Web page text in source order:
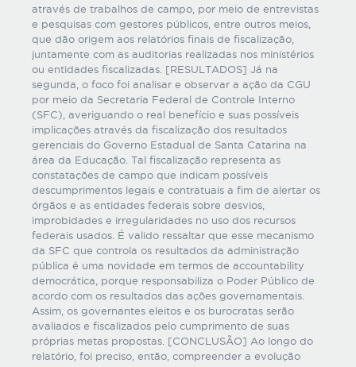
através de trabalhos de campo, por meio de entrevistas
e pesquisas com gestores públicos, entre outros meios,
que dão origem aos relatórios finais de fiscalização,
juntamente com as auditorias realizadas nos ministérios
ou entidades fiscalizadas. [RESULTADOS] Já na
segunda, o foco foi analisar e observar a ação da CGU
por meio da Secretaria Federal de Controle Interno
(SFC), averiguando o real benefício e suas possíveis
implicações através da fiscalização dos resultados
gerenciais do Governo Estadual de Santa Catarina na
área da Educação. Tal fiscalização representa as
constatações de campo que indicam possíveis
descumprimentos legais e contratuais a fim de alertar os
órgãos e as entidades federais sobre desvios,
improbidades e irregularidades no uso dos recursos
federais usados. É valido ressaltar que esse mecanismo
da SFC que controla os resultados da administração
pública é uma novidade em termos de accountability
democrática, porque responsabiliza o Poder Público de
acordo com os resultados das ações governamentais.
Assim, os governantes eleitos e os burocratas serão
avaliados e fiscalizados pelo cumprimento de suas
próprias metas propostas. [CONCLUSÃO] Ao longo do
relatório, foi preciso, então, compreender a evolução